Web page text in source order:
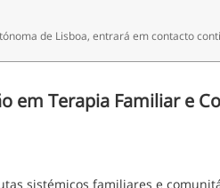
de Lisboa, entrará em contacto
em Terapia Familiar e
sistémicos familiares e